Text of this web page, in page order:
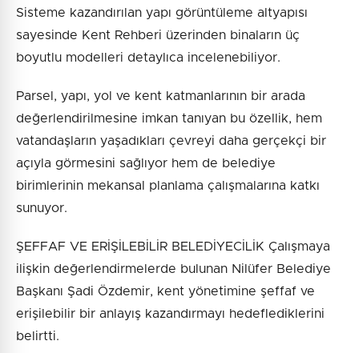
Sisteme kazandırılan yapı görüntüleme altyapısı
sayesinde Kent Rehberi üzerinden binaların üç
boyutlu modelleri detaylıca incelenebiliyor.
Parsel, yapı, yol ve kent katmanlarının bir arada
değerlendirilmesine imkan tanıyan bu özellik, hem
vatandaşların yaşadıkları çevreyi daha gerçekçi bir
açıyla görmesini sağlıyor hem de belediye
birimlerinin mekansal planlama çalışmalarına katkı
sunuyor.
ŞEFFAF VE ERİŞİLEBİLİR BELEDİYECİLİK Çalışmaya
ilişkin değerlendirmelerde bulunan Nilüfer Belediye
Başkanı Şadi Özdemir, kent yönetimine şeffaf ve
erişilebilir bir anlayış kazandırmayı hedeflediklerini
belirtti.